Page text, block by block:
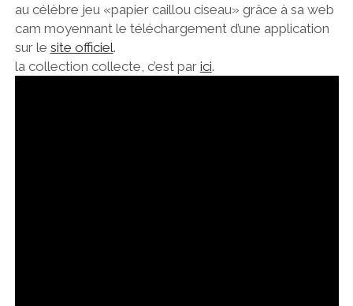
au célèbre jeu «papier caillou ciseau» grâce à sa web
cam moyennant le téléchargement d’une application
sur le site officiel.
la collection collecte, c’est par ici.